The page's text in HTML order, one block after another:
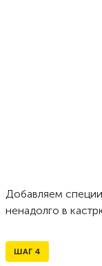
Добавляем
ненадолго в
ШАГ 4